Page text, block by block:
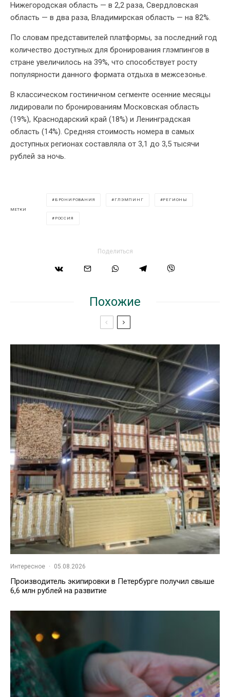
Нижегородская область — в 2,2 раза, Свердловская
область — в два раза, Владимирская область — на 82%.
По словам представителей платформы, за последний год
количество доступных для бронирования глэмпингов в
стране увеличилось на 39%, что способствует росту
популярности данного формата отдыха в межсезонье.
В классическом гостиничном сегменте осенние месяцы
лидировали по бронированиям Московская область
(19%), Краснодарский край (18%) и Ленинградская
область (14%). Средняя стоимость номера в самых
доступных регионах составляла от 3,1 до 3,5 тысячи
рублей за ночь.
МЕТКИ
БРОНИРОВАНИЯ ГЛЭМПИНГ РЕГИОНЫ
РОССИЯ
Поделиться
Похожие
Интересное · 05.08.2026
Производитель экипировки в Петербурге получил свыше
6,6 млн рублей на развитие